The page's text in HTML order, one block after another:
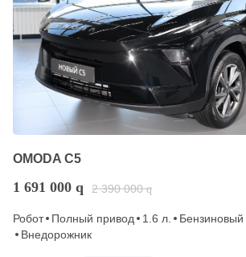
OMODA C5
1 691 000 q 2 390 000 q
Робот Полный привод 1.6 л. Бензиновый
Внедорожник